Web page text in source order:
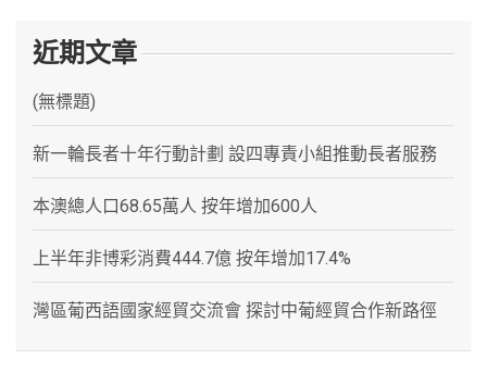
近期文章
(無標題)
新一輪長者十年行動計劃 設四專責小組推動長者服務
本澳總人口68.65萬人 按年增加600人
上半年非博彩消費444.7億 按年增加17.4%
灣區葡西語國家經貿交流會 探討中葡經貿合作新路徑